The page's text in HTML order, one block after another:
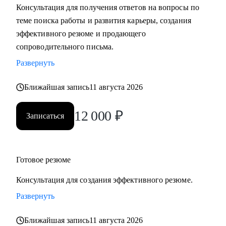
С чем помогу:
• Разработать карьерную стратегию и план перехода в IT из
других сфер.
• Определить, какие из имеющихся навыков можно
смены вектора.
• Правильно преподнести текущий опыт как в резюме, так
и в самопрезентации на интервью.
• Разобраться в рынке IT и его трендах.
Кому могу помочь:
в направлениях: Разработка, Тестирование, Техническая
поддержка, Прикладное и системное администрирование,
Системная аналитика
Консультация для получения ответов на вопросы по
теме поиска работы и развития карьеры, создания
эффективного резюме и продающего
сопроводительного письма.
Развернуть
Ближайшая запись11 августа 2026
Записаться 12 000 ₽
Готовое резюме
Консультация для создания эффективного резюме.
Развернуть
Ближайшая запись11 августа 2026